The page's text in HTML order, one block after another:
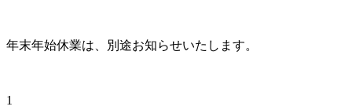
年末年始休業は、別途お知らせいたします。
1